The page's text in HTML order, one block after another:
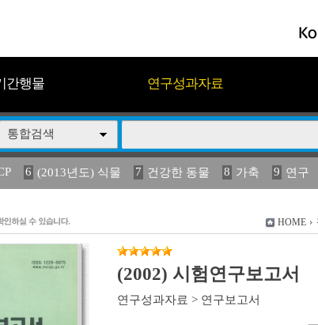
간행물 연구성과자료
통합검색
6 (2013년도) 식물 7 건강한 동물 8 가축 9 연구
) 식 15 구제역 16 관리 17 연보 18 2023 19 농
HOME
(2002) 시험연구보고서
연구성과자료 > 연구보고서